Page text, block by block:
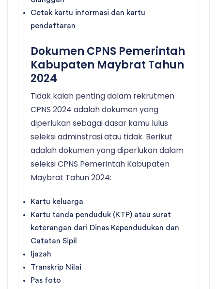
Cetak kartu informasi dan kartu
pendaftaran
Dokumen CPNS Pemerintah
Kabupaten Maybrat Tahun
2024
Tidak kalah penting dalam rekrutmen
CPNS 2024 adalah dokumen yang
diperlukan sebagai dasar kamu lulus
seleksi adminstrasi atau tidak. Berikut
adalah dokumen yang diperlukan dalam
seleksi CPNS Pemerintah Kabupaten
Maybrat Tahun 2024:
Kartu keluarga
Kartu tanda penduduk (KTP) atau surat
keterangan dari Dinas Kependudukan dan
Catatan Sipil
Ijazah
Transkrip Nilai
Pas foto